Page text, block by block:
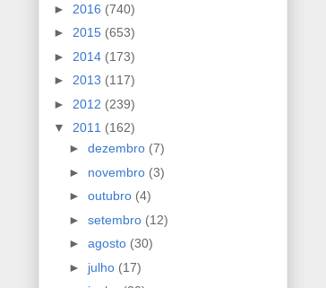
► 2016 (740)
► 2015 (653)
► 2014 (173)
► 2013 (117)
► 2012 (239)
▼ 2011 (162)
► dezembro (7)
► novembro (3)
► outubro (4)
► setembro (12)
► agosto (30)
► julho (17)